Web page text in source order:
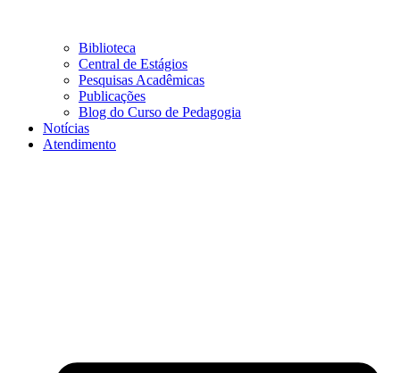
Biblioteca
Central de Estágios
Pesquisas Acadêmicas
Publicações
Blog do Curso de Pedagogia
Notícias
Atendimento